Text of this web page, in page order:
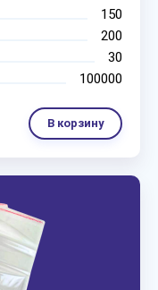
150
200
30
100000
В корзину